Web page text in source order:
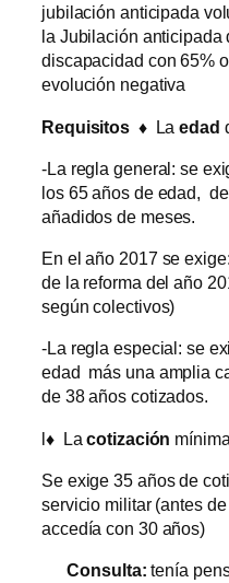
jubilación anticipada
la Jubilación anticipada
discapacidad con 65%
evolución negativa
Requisitos ♦ Laedad
-La regla general: se
los 65 años de edad,
añadidos de meses.
En el año 2017 se
de la reforma del año
según colectivos)
-La regla especial: se
edad más una amplia
de 38 años cotizados.
l♦Lacotización mínima,
Se exige 35 años de
servicio militar (antes
accedía con 30 años)
Consulta: tenía